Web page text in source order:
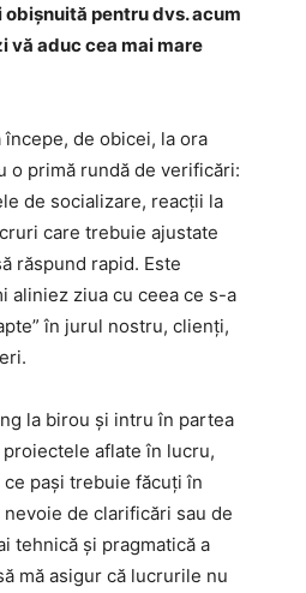
obișnuită pentru dvs. acum
vă aduc cea mai mare
începe, de obicei, la ora
o primă rundă de verificări:
de socializare, reacții la
care trebuie ajustate
răspund rapid. Este
aliniez ziua cu ceea ce s-a
în jurul nostru, clienți,
la birou și intru în partea
aflate în lucru,
pași trebuie făcuți în
de clarificări sau de
tehnică și pragmatică a
mă asigur că lucrurile nu